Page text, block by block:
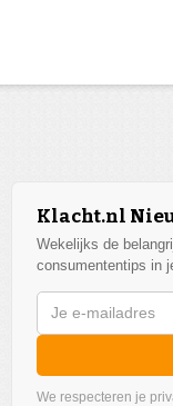
Klacht.nl
Wekelijks de
consumententips in
We respecteren je